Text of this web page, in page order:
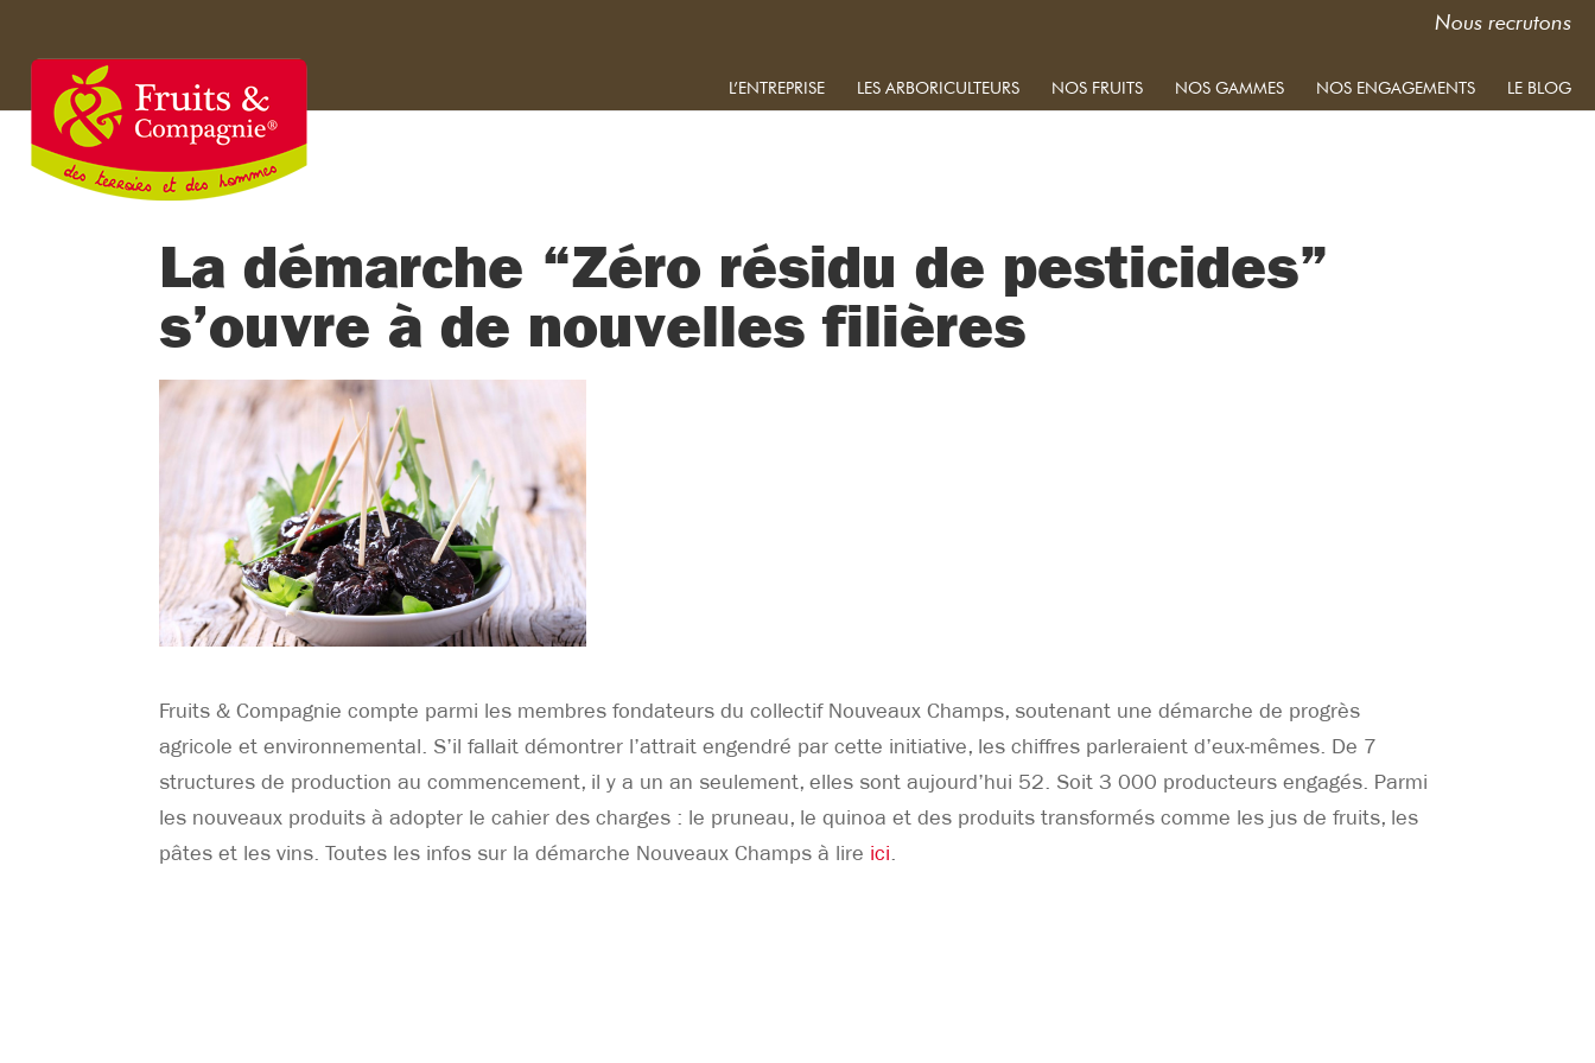
Nous recrutons
L’ENTREPRISE LES ARBORICULTEURS NOS FRUITS NOS GAMMES NOS ENGAGEMENTS LE BLOG
La démarche “Zéro résidu de pesticides”
s’ouvre à de nouvelles filières
Fruits & Compagnie compte parmi les membres fondateurs du collectif Nouveaux Champs, soutenant une démarche de progrès
agricole et environnemental. S’il fallait démontrer l’attrait engendré par cette initiative, les chiffres parleraient d’eux-mêmes. De 7
structures de production au commencement, il y a un an seulement, elles sont aujourd’hui 52. Soit 3 000 producteurs engagés. Parmi
les nouveaux produits à adopter le cahier des charges : le pruneau, le quinoa et des produits transformés comme les jus de fruits, les
pâtes et les vins. Toutes les infos sur la démarche Nouveaux Champs à lire ici.